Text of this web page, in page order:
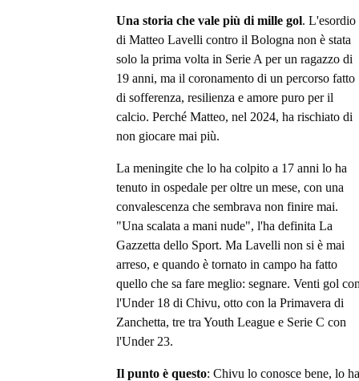
Una storia che vale più di mille gol. L'esordio
di Matteo Lavelli contro il Bologna non è stata
solo la prima volta in Serie A per un ragazzo di
19 anni, ma il coronamento di un percorso fatto
di sofferenza, resilienza e amore puro per il
calcio. Perché Matteo, nel 2024, ha rischiato di
non giocare mai più.
La meningite che lo ha colpito a 17 anni lo ha
tenuto in ospedale per oltre un mese, con una
convalescenza che sembrava non finire mai.
"Una scalata a mani nude", l'ha definita La
Gazzetta dello Sport. Ma Lavelli non si è mai
arreso, e quando è tornato in campo ha fatto
quello che sa fare meglio: segnare. Venti gol
l'Under 18 di Chivu, otto con la Primavera di
Zanchetta, tre tra Youth League e Serie C con
l'Under 23.
Il punto è questo: Chivu lo conosce bene, lo ha